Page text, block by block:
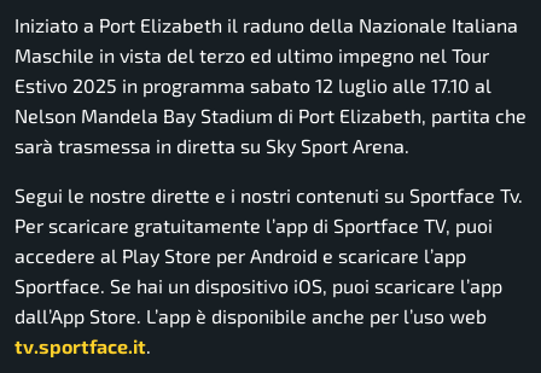
Iniziato a Port Elizabeth il raduno della Nazionale Italiana
Maschile in vista del terzo ed ultimo impegno nel Tour
Estivo 2025 in programma sabato 12 luglio alle 17.10 al
Nelson Mandela Bay Stadium di Port Elizabeth, partita che
sarà trasmessa in diretta su Sky Sport Arena.
Segui le nostre dirette e i nostri contenuti su Sportface Tv.
Per scaricare gratuitamente l’app di Sportface TV, puoi
accedere al Play Store per Android e scaricare l’app
Sportface. Se hai un dispositivo iOS, puoi scaricare l’app
dall’App Store. L’app è disponibile anche per l’uso web
tv.sportface.it.